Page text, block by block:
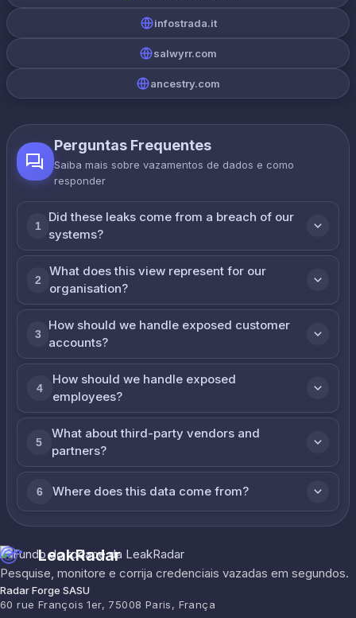
infostrada.it
salwyrr.com
ancestry.com
Perguntas Frequentes
Saiba mais sobre vazamentos de dados e como
responder
1
Did these leaks come from a breach of our
systems?
2
What does this view represent for our
organisation?
3
How should we handle exposed customer
accounts?
4
How should we handle exposed
employees?
5
What about third-party vendors and
partners?
6 Where does this data come from?
LeakRadar
Pesquise, monitore e corrija credenciais vazadas em segundos.
Radar Forge SASU
60 rue François 1er, 75008 Paris, França